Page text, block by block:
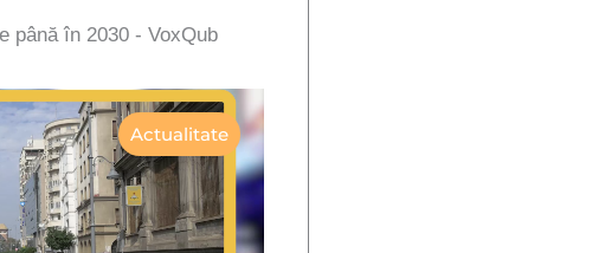
până în 2030 - VoxQub
Actualitate